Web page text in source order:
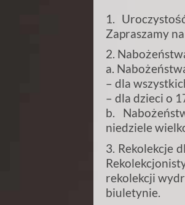
1.
Zapraszamy
2.
a.
– dla
– dla dzieci o
b.
niedziele
3. Rekolekcje
rekolekcji
biuletynie.